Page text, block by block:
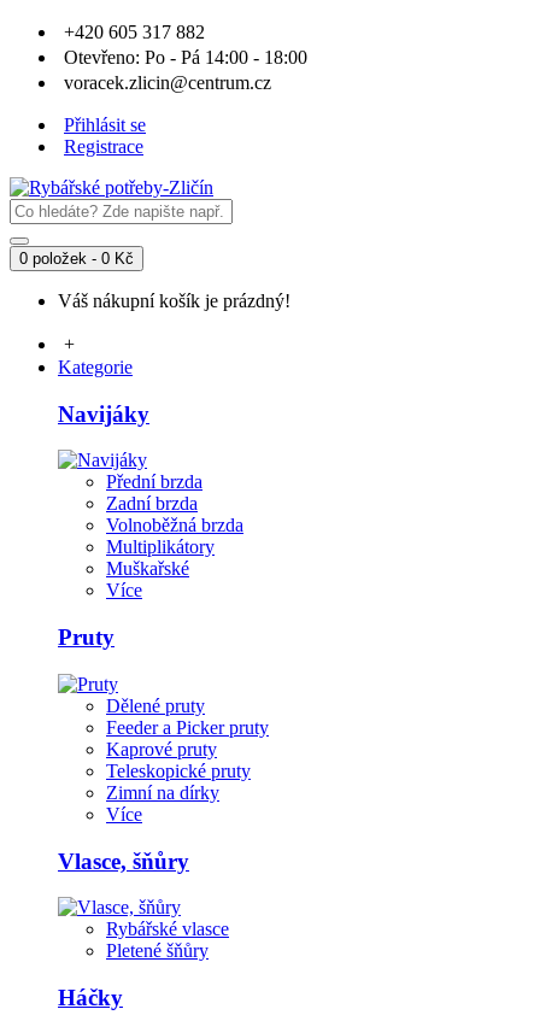
+420 605 317 882
Otevřeno: Po - Pá 14:00 - 18:00
voracek.zlicin@centrum.cz
Přihlásit se
Registrace
0 položek - 0 Kč
Váš nákupní košík je prázdný!
+
Kategorie
Navijáky
Přední brzda
Zadní brzda
Volnoběžná brzda
Multiplikátory
Muškařské
Více
Pruty
Dělené pruty
Feeder a Picker pruty
Kaprové pruty
Teleskopické pruty
Zimní na dírky
Více
Vlasce, šňůry
Rybářské vlasce
Pletené šňůry
Háčky